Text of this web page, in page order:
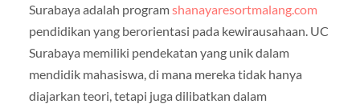
Surabaya adalah programshanayaresortmalang.com
pendidikan yang berorientasi pada kewirausahaan. UC
Surabaya memiliki pendekatan yang unik dalam
mendidik mahasiswa, di mana mereka tidak hanya
diajarkan teori, tetapi juga dilibatkan dalam